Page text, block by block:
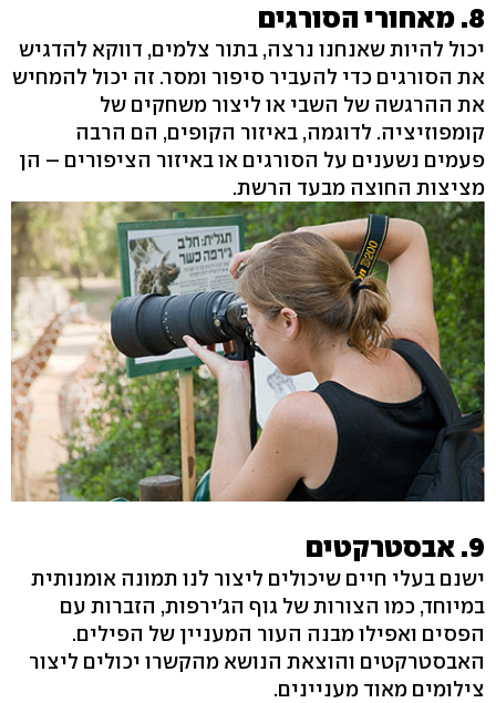
8. מאחורי הסורגים
יכול להיות שאנחנו נרצה, בתור צלמים, דווקא להדגיש
את הסורגים כדי להעביר סיפור ומסר. זה יכול להמחיש
את ההרגשה של השבי או ליצור משחקים של
קומפוזיציה. לדוגמה, באיזור הקופים, הם הרבה
פעמים נשענים על הסורגים או באיזור הציפורים – הן
מציצות החוצה מבעד הרשת.
9. אבסטרקטים
ישנם בעלי חיים שיכולים ליצור לנו תמונה אומנותית
במיוחד, כמו הצורות של גוף הג'ירפות, הזברות עם
הפסים ואפילו מבנה העור המעניין של הפילים.
האבסטרקטים והוצאת הנושא מהקשרו יכולים ליצור
צילומים מאוד מעניינים.